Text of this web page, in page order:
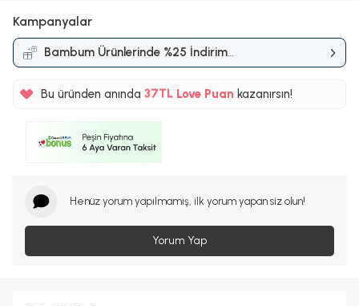
Kampanyalar
Bambum Ürünlerinde %25 İndirim
Kampanyası
Bu üründen anında
%5
%5 Love Puankazanırsın!
Henüz yorum yapılmamış, ilk yorum yapan siz olun!
Yorum Yap